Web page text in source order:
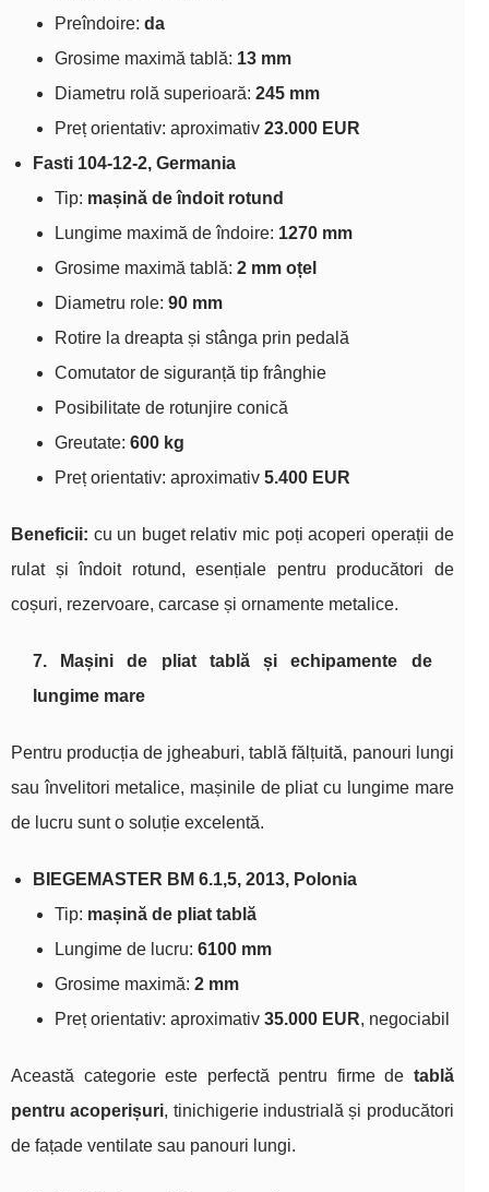
Preîndoire: da
Grosime maximă tablă: 13 mm
Diametru rolă superioară: 245 mm
Preț orientativ: aproximativ 23.000 EUR
Fasti 104‑12‑2, Germania
Tip: mașină de îndoit rotund
Lungime maximă de îndoire: 1270 mm
Grosime maximă tablă: 2 mm oțel
Diametru role: 90 mm
Rotire la dreapta și stânga prin pedală
Comutator de siguranță tip frânghie
Posibilitate de rotunjire conică
Greutate: 600 kg
Preț orientativ: aproximativ 5.400 EUR
Beneficii: cu un buget relativ mic poți acoperi operații de
rulat și îndoit rotund, esențiale pentru producători de
coșuri, rezervoare, carcase și ornamente metalice.
7. Mașini de pliat tablă și echipamente de
lungime mare
Pentru producția de jgheaburi, tablă fălțuită, panouri lungi
sau învelitori metalice, mașinile de pliat cu lungime mare
de lucru sunt o soluție excelentă.
BIEGEMASTER BM 6.1,5, 2013, Polonia
Tip: mașină de pliat tablă
Lungime de lucru: 6100 mm
Grosime maximă: 2 mm
Preț orientativ: aproximativ 35.000 EUR, negociabil
Această categorie este perfectă pentru firme de tablă
pentru acoperișuri, tinichigerie industrială și producători
de fațade ventilate sau panouri lungi.